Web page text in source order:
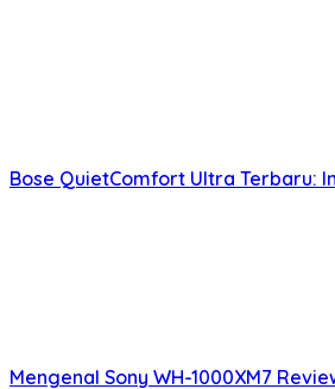
Bose QuietComfort Ultra Terbaru:
Mengenal Sony WH-1000XM7